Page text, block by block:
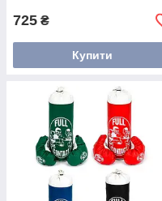
725 ₴
Купити